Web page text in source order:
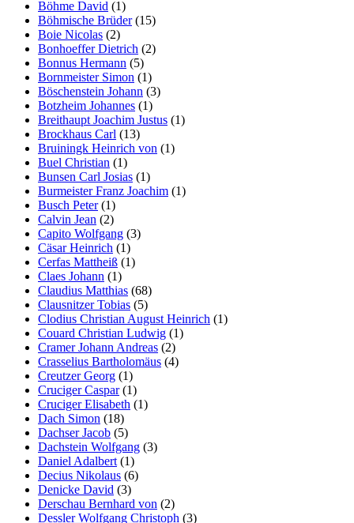
Böhme David (1)
Böhmische Brüder(15)
Boie Nicolas (2)
Bonhoeffer Dietrich (2)
Bonnus Hermann (5)
Bornmeister Simon (1)
Böschenstein Johann (3)
Botzheim Johannes (1)
Breithaupt Joachim Justus (1)
Brockhaus Carl (13)
Bruiningk Heinrich von (1)
Buel Christian (1)
Bunsen Carl Josias (1)
Burmeister Franz Joachim (1)
Busch Peter(1)
Calvin Jean (2)
Capito Wolfgang (3)
Cäsar Heinrich (1)
Cerfas Mattheiß (1)
Claes Johann (1)
Claudius Matthias (68)
Clausnitzer Tobias (5)
Clodius Christian August Heinrich (1)
Couard Christian Ludwig (1)
Cramer Johann Andreas (2)
Crasselius Bartholomäus (4)
Creutzer Georg (1)
Cruciger Caspar(1)
Cruciger Elisabeth (1)
Dach Simon (18)
Dachser Jacob (5)
Dachstein Wolfgang (3)
Daniel Adalbert (1)
Decius Nikolaus (6)
Denicke David (3)
Derschau Bernhard von (2)
Dessler Wolfgang Christoph (3)